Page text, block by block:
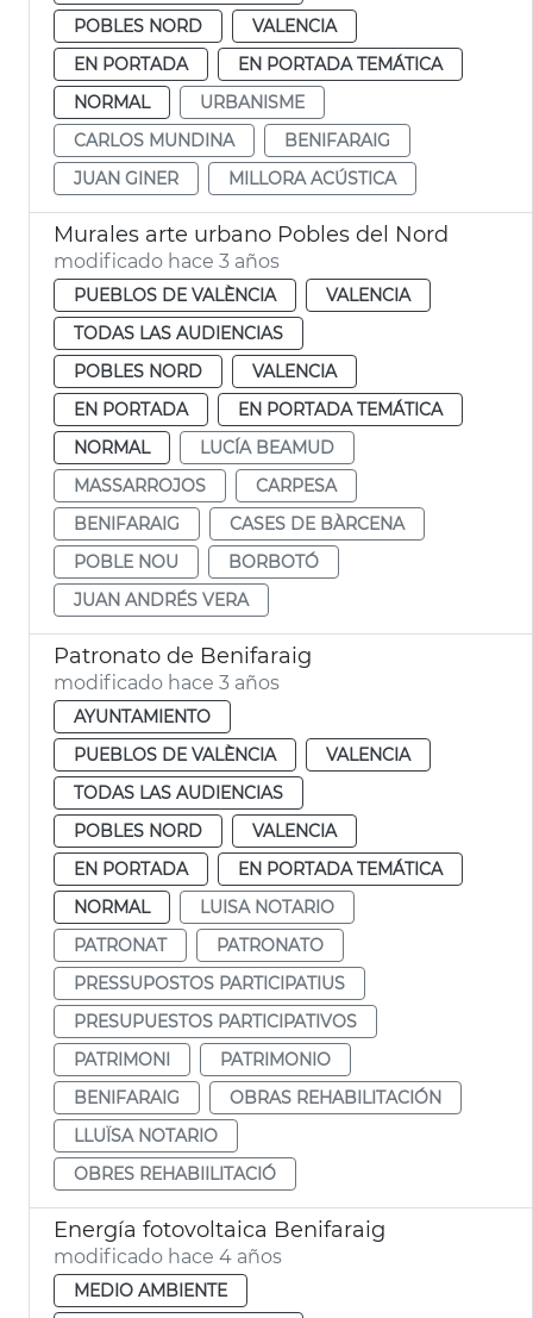
POBLES NORD
VALENCIA
EN PORTADA
EN PORTADA TEMÁTICA
NORMAL
URBANISME
CARLOS MUNDINA
BENIFARAIG
JUAN GINER
MILLORA ACÚSTICA
Murales arte urbano Pobles del Nord
modificado hace 3 años
PUEBLOS DE VALÈNCIA
VALENCIA
TODAS LAS AUDIENCIAS
POBLES NORD
VALENCIA
EN PORTADA
EN PORTADA TEMÁTICA
NORMAL
LUCÍA BEAMUD
MASSARROJOS
CARPESA
BENIFARAIG
CASES DE BÀRCENA
POBLE NOU
BORBOTÓ
JUAN ANDRÉS VERA
Patronato de Benifaraig
modificado hace 3 años
AYUNTAMIENTO
PUEBLOS DE VALÈNCIA
VALENCIA
TODAS LAS AUDIENCIAS
POBLES NORD
VALENCIA
EN PORTADA
EN PORTADA TEMÁTICA
NORMAL
LUISA NOTARIO
PATRONAT
PATRONATO
PRESSUPOSTOS PARTICIPATIUS
PRESUPUESTOS PARTICIPATIVOS
PATRIMONI
PATRIMONIO
BENIFARAIG
OBRAS REHABILITACIÓN
LLUÏSA NOTARIO
OBRES REHABIILITACIÓ
Energía fotovoltaica Benifaraig
modificado hace 4 años
MEDIO AMBIENTE